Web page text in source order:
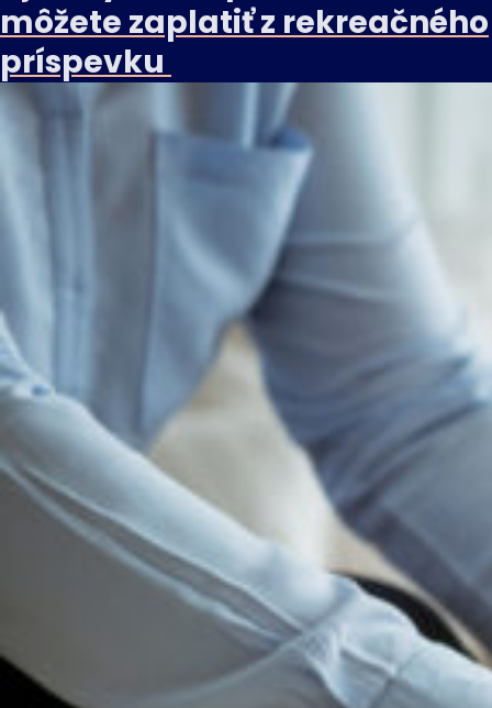
môžete zaplatiť z rekreačného
príspevku